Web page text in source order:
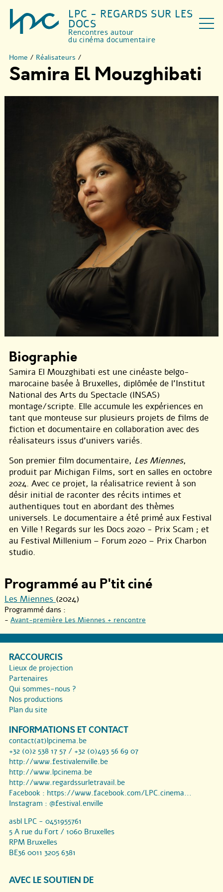
LPC - REGARDS SUR LES
DOCS
Rencontres autour
du cinéma documentaire
Home / Réalisateurs /
Samira El Mouzghibati
Biographie
Samira El Mouzghibati est une cinéaste belgo-
marocaine basée à Bruxelles, diplômée de l’Institut
National des Arts du Spectacle (INSAS)
montage/scripte. Elle accumule les expériences en
tant que monteuse sur plusieurs projets de films de
fiction et documentaire en collaboration avec des
réalisateurs issus d’univers variés.
Son premier film documentaire, Les Miennes,
produit par Michigan Films, sort en salles en octobre
2024. Avec ce projet, la réalisatrice revient à son
désir initial de raconter des récits intimes et
authentiques tout en abordant des thèmes
universels. Le documentaire a été primé aux Festival
en Ville ! Regards sur les Docs 2020 - Prix Scam ; et
au Festival Millenium – Forum 2020 – Prix Charbon
studio.
Programmé au P'tit ciné
Les Miennes (2024)
Programmé dans :
- Avant-première Les Miennes + rencontre
RACCOURCIS
Lieux de projection
Partenaires
Qui sommes-nous ?
Nos productions
Plan du site
INFORMATIONS ET CONTACT
contact(at)lpcinema.be
+32 (0)2 538 17 57 / +32 (0)493 56 69 07
http://www.festivalenville.be
http://www.lpcinema.be
http://www.regardssurletravail.be
Facebook : https://www.facebook.com/LPC.cinema...
Instagram : @festival.enville
asbl LPC - 0451955761
5 A rue du Fort / 1060 Bruxelles
RPM Bruxelles
BE36 0011 3205 6381
AVEC LE SOUTIEN DE